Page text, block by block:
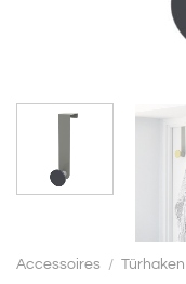
Accessoires / Türhaken